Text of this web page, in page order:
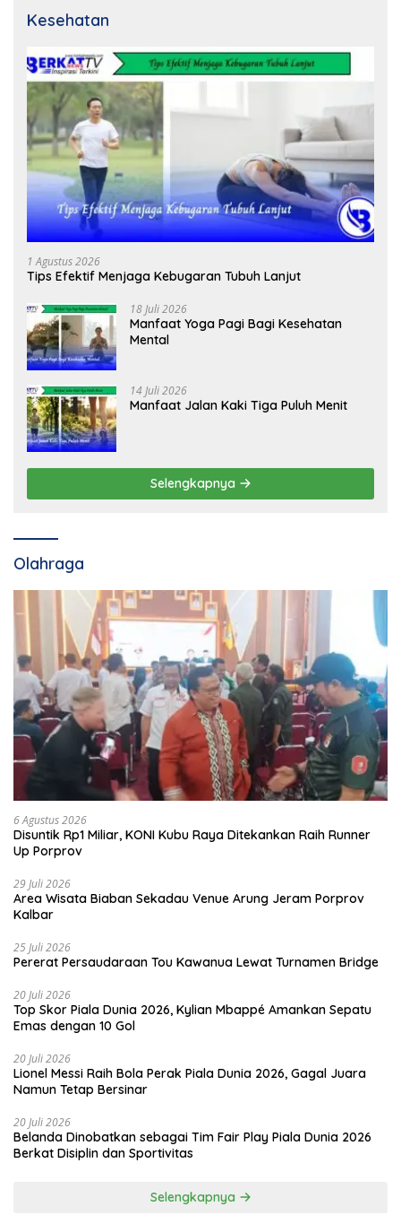
Kesehatan
1 Agustus 2026
Tips Efektif Menjaga Kebugaran Tubuh Lanjut
18 Juli 2026
Manfaat Yoga Pagi Bagi Kesehatan
Mental
14 Juli 2026
Manfaat Jalan Kaki Tiga Puluh Menit
Selengkapnya
Olahraga
6 Agustus 2026
Disuntik Rp1 Miliar, KONI Kubu Raya Ditekankan Raih Runner
Up Porprov
29 Juli 2026
Area Wisata Biaban Sekadau Venue Arung Jeram Porprov
Kalbar
25 Juli 2026
Pererat Persaudaraan Tou Kawanua Lewat Turnamen Bridge
20 Juli 2026
Top Skor Piala Dunia 2026, Kylian Mbappé Amankan Sepatu
Emas dengan 10 Gol
20 Juli 2026
Lionel Messi Raih Bola Perak Piala Dunia 2026, Gagal Juara
Namun Tetap Bersinar
20 Juli 2026
Belanda Dinobatkan sebagai Tim Fair Play Piala Dunia 2026
Berkat Disiplin dan Sportivitas
Selengkapnya